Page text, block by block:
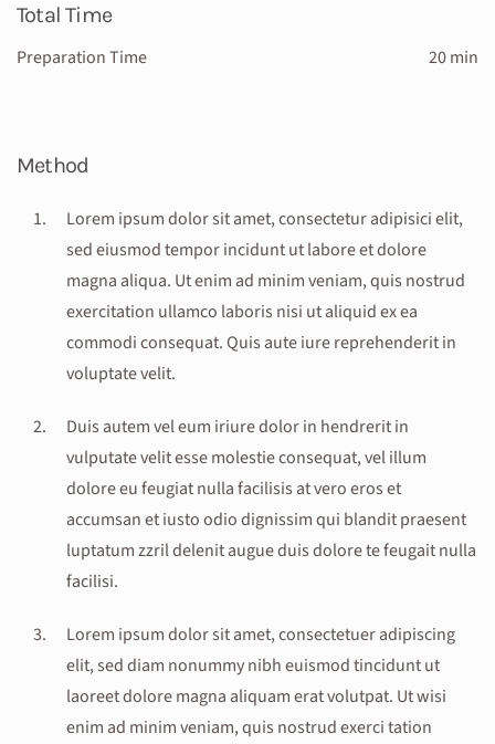
Total Time
Preparation Time 20 min
Method
Lorem ipsum dolor sit amet, consectetur adipisici elit,
sed eiusmod tempor incidunt ut labore et dolore
magna aliqua. Ut enim ad minim veniam, quis nostrud
exercitation ullamco laboris nisi ut aliquid ex ea
commodi consequat. Quis aute iure reprehenderit in
voluptate velit.
Duis autem vel eum iriure dolor in hendrerit in
vulputate velit esse molestie consequat, vel illum
dolore eu feugiat nulla facilisis at vero eros et
accumsan et iusto odio dignissim qui blandit praesent
luptatum zzril delenit augue duis dolore te feugait nulla
facilisi.
Lorem ipsum dolor sit amet, consectetuer adipiscing
elit, sed diam nonummy nibh euismod tincidunt ut
laoreet dolore magna aliquam erat volutpat. Ut wisi
enim ad minim veniam, quis nostrud exerci tation